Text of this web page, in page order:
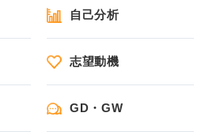
自己分析
志望動機
GD・GW